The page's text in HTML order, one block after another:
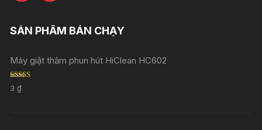
SẢN PHẨM BÁN CHẠY
Máy giặt thảm phun hút HiClean HC602
Rated
out of 5
3₫